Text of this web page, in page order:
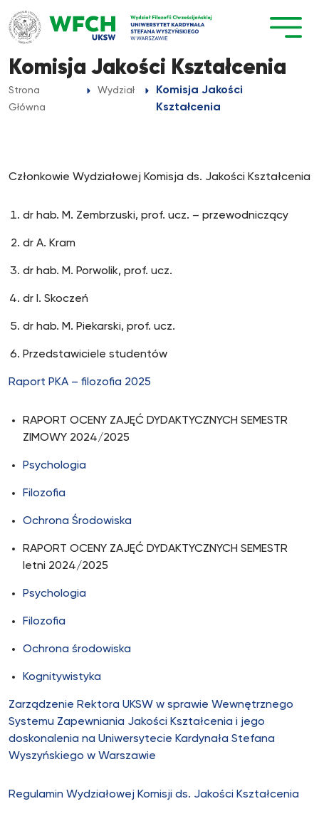
Przejdź
do
treści
Komisja Jakości Kształcenia
Strona
Główna
Wydział
Komisja Jakości
Kształcenia
Członkowie Wydziałowej Komisja ds. Jakości Kształcenia
dr hab. M. Zembrzuski, prof. ucz. – przewodniczący
dr A. Kram
dr hab. M. Porwolik, prof. ucz.
dr I. Skoczeń
dr hab. M. Piekarski, prof. ucz.
Przedstawiciele studentów
Raport PKA – filozofia 2025
RAPORT OCENY ZAJĘĆ DYDAKTYCZNYCH SEMESTR
ZIMOWY 2024/2025
Psychologia
Filozofia
Ochrona Środowiska
RAPORT OCENY ZAJĘĆ DYDAKTYCZNYCH SEMESTR
letni 2024/2025
Psychologia
Filozofia
Ochrona środowiska
Kognitywistyka
Zarządzenie Rektora UKSW w sprawie Wewnętrznego
Systemu Zapewniania Jakości Kształcenia i jego
doskonalenia na Uniwersytecie Kardynała Stefana
Wyszyńskiego w Warszawie
Regulamin Wydziałowej Komisji ds. Jakości Kształcenia